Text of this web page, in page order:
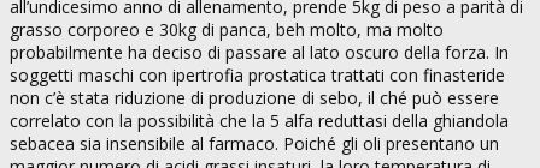
all’undicesimo anno di allenamento, prende 5kg di peso a parità di
grasso corporeo e 30kg di panca, beh molto, ma molto
probabilmente ha deciso di passare al lato oscuro della forza. In
soggetti maschi con ipertrofia prostatica trattati con finasteride
non c’è stata riduzione di produzione di sebo, il ché può essere
correlato con la possibilità che la 5 alfa reduttasi della ghiandola
sebacea sia insensibile al farmaco. Poiché gli oli presentano un